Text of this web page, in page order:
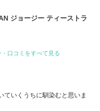
ジョージー ティーストラ
口コミをすべて見る
ていくうちに馴染むと思いま